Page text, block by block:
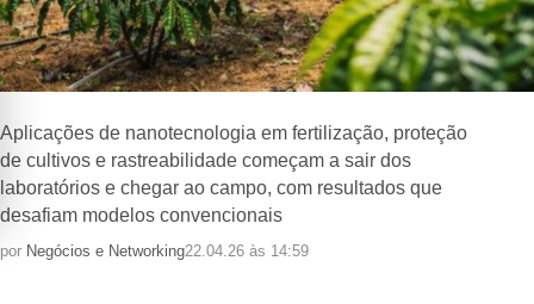
Aplicações de nanotecnologia em fertilização, proteção
de cultivos e rastreabilidade começam a sair dos
laboratórios e chegar ao campo, com resultados que
desafiam modelos convencionais
por Negócios e Networking22.04.26 às 14:59